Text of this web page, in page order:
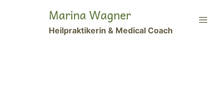
Marina Wagner
Heilpraktikerin & Medical Coach